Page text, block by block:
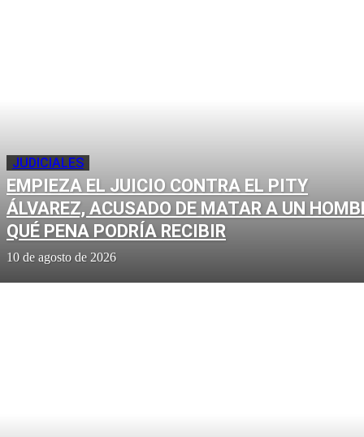
JUDICIALES
EMPIEZA EL JUICIO CONTRA EL PITY
ÁLVAREZ, ACUSADO DE MATAR A UN
QUÉ PENA PODRÍA RECIBIR
10 de agosto de 2026